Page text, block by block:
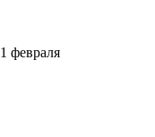
1 февраля